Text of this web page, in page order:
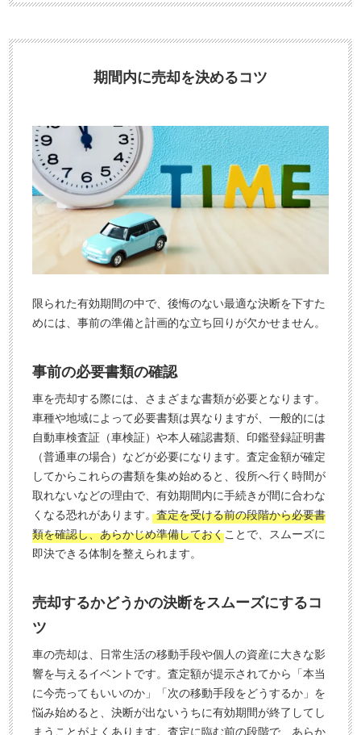
期間内に売却を決めるコツ
限られた有効期間の中で、後悔のない最適な決断を下すた
めには、事前の準備と計画的な立ち回りが欠かせません。
事前の必要書類の確認
車を売却する際には、さまざまな書類が必要となります。
車種や地域によって必要書類は異なりますが、一般的には
自動車検査証（車検証）や本人確認書類、印鑑登録証明書
（普通車の場合）などが必要になります。査定金額が確定
してからこれらの書類を集め始めると、役所へ行く時間が
取れないなどの理由で、有効期間内に手続きが間に合わな
くなる恐れがあります。査定を受ける前の段階から必要書
類を確認し、あらかじめ準備しておくことで、スムーズに
即決できる体制を整えられます。
売却するかどうかの決断をスムーズにするコ
ツ
車の売却は、日常生活の移動手段や個人の資産に大きな影
響を与えるイベントです。査定額が提示されてから「本当
に今売ってもいいのか」「次の移動手段をどうするか」を
悩み始めると、決断が出ないうちに有効期間が終了してし
まうことがよくあります。査定に臨む前の段階で、あらか